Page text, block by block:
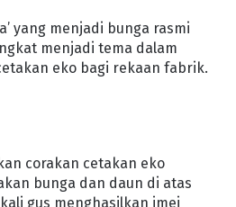
yang menjadi bunga rasmi
menjadi tema dalam
eko bagi rekaan fabrik.
corakan cetakan eko
bunga dan daun di atas
gus menghasilkan imej